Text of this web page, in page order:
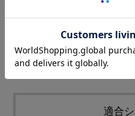
吸湿性も優れた生地